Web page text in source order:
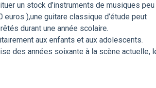
un stock d’instruments de musiques peu
),une guitare classique d’étude peut
durant une année scolaire.
aux enfants et aux adolescents.
des années soixante à la scène actuelle,